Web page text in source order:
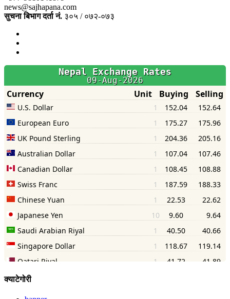
news@sajhapana.com
सुचना बिभाग दर्ता नं. ३०५ / ०७२-०७३
क्याटेगोरी